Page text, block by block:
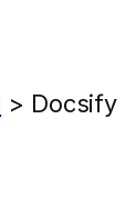
> Docsify